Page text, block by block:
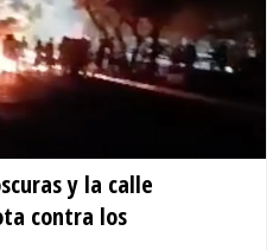
y la calle
contra los